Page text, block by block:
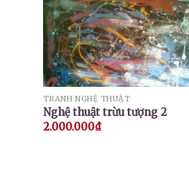
TRANH NGHỆ THUẬT
Nghệ thuật trừu tượng 2
2.000.000₫